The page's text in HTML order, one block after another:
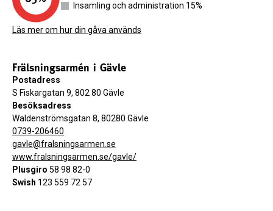
Insamling och administration 15%
Läs mer om hur din gåva används
Frälsningsarmén i Gävle
Postadress
S Fiskargatan 9, 802 80 Gävle
Besöksadress
Waldenströmsgatan 8, 80280 Gävle
0739-206460
gavle@fralsningsarmen.se
www.fralsningsarmen.se/gavle/
Plusgiro 58 98 82-0
Swish 123 559 72 57